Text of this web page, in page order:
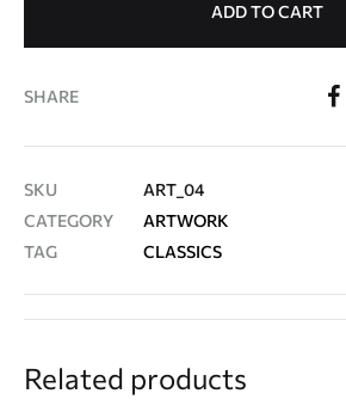
ADD TO CART
SHARE
SKU
ART_04
CATEGORY
ARTWORK
TAG
CLASSICS
Related products